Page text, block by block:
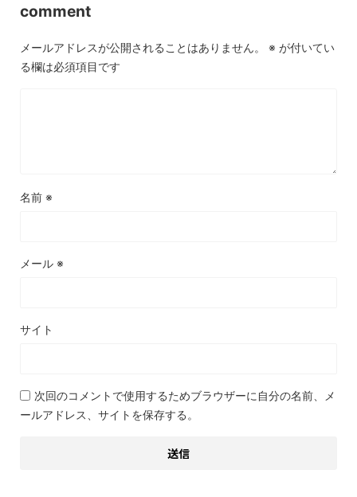
comment
メールアドレスが公開されることはありません。 ※ が付いてい
る欄は必須項目です
名前 ※
メール ※
サイト
次回のコメントで使用するためブラウザーに自分の名前、メ
ールアドレス、サイトを保存する。